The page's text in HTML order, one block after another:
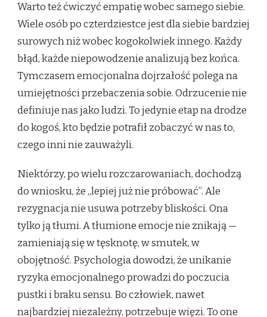
Warto też ćwiczyć empatię wobec samego siebie.
Wiele osób po czterdziestce jest dla siebie bardziej
surowych niż wobec kogokolwiek innego. Każdy
błąd, każde niepowodzenie analizują bez końca.
Tymczasem emocjonalna dojrzałość polega na
umiejętności przebaczenia sobie. Odrzucenie nie
definiuje nas jako ludzi. To jedynie etap na drodze
do kogoś, kto będzie potrafił zobaczyć w nas to,
czego inni nie zauważyli.
Niektórzy, po wielu rozczarowaniach, dochodzą
do wniosku, że „lepiej już nie próbować”. Ale
rezygnacja nie usuwa potrzeby bliskości. Ona
tylko ją tłumi. A tłumione emocje nie znikają —
zamieniają się w tęsknotę, w smutek, w
obojętność. Psychologia dowodzi, że unikanie
ryzyka emocjonalnego prowadzi do poczucia
pustki i braku sensu. Bo człowiek, nawet
najbardziej niezależny, potrzebuje więzi. To one